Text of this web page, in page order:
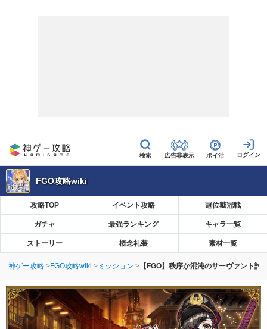
広告非表示 ポイ活
FGO攻略wiki
攻略TOP イベント攻略 冠位戴冠戦
ガチャ 最強ランキング キャラ一覧
ストーリー 概念礼装 素材一覧
神ゲー攻略 FGO攻略wiki ミッション 【FGO】秩序か混沌のサーヴァント